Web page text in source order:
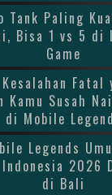
Tank Paling
Bisa 1 vs 5 di
Game
Fatal
Kamu Susah
di Mobile
Legends
Indonesia 2026
di Bali